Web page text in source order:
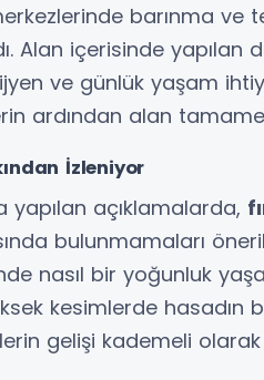
barınma ve
Alan içerisinde
ve günlük yaşam
ardından alan
İzleniyor
açıklamalarda,
bulunmamaları
nasıl bir yoğunluk
kesimlerde hasadın
gelişi kademeli